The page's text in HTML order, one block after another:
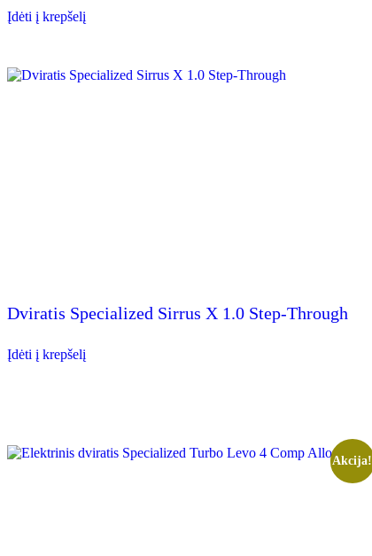
was:
€949.00.
Įdėti į krepšelįproduct
The
Dviratis Specialized Sirrus X 1.0 Step-Through
Įdėti į krepšelį
Akcija!